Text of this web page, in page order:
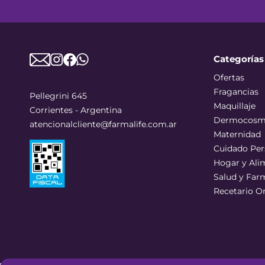
Pellegrini 645
Corrientes - Argentina
atencionalcliente@farmalife.com.ar
Categorías
Ofertas
Fragancias
Maquillaje
Maternidad
Cuidado
Hogar y
Salud y
Recetario